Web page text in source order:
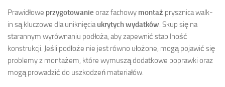
Prawidłowe przygotowanie oraz fachowy montaż prysznica walk-
in są kluczowe dla uniknięciaukrytych wydatków. Skup się na
starannym wyrównaniu podłoża, aby zapewnić stabilność
konstrukcji. Jeśli podłoże nie jest równo ułożone, mogą pojawić się
problemy z montażem, które wymuszą dodatkowe poprawki oraz
mogą prowadzić do uszkodzeń materiałów.